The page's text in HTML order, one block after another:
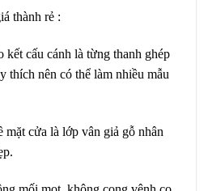
thành rẻ :
kết cấu cánh là từng thanh ghép
thích nên có thể làm nhiều mẫu
mặt cửa là lớp vân giả gỗ nhân